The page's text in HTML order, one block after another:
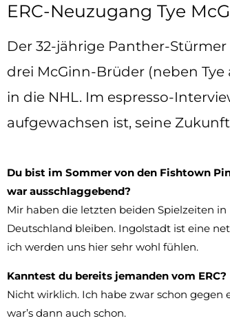
ERC-Neuzugang Tye
Der 32-jährige Panther-
drei McGinn-Brüder (neben
in die NHL. Im espresso-
aufgewachsen ist, seine
Du bist im Sommer von den Fishtown
war ausschlaggebend?
Mir haben die letzten beiden Spielzeiten
Deutschland bleiben. Ingolstadt ist eine
ich werden uns hier sehr wohl fühlen.
Kanntest du bereits jemanden vom ERC?
Nicht wirklich. Ich habe zwar schon gegen
war’s dann auch schon.